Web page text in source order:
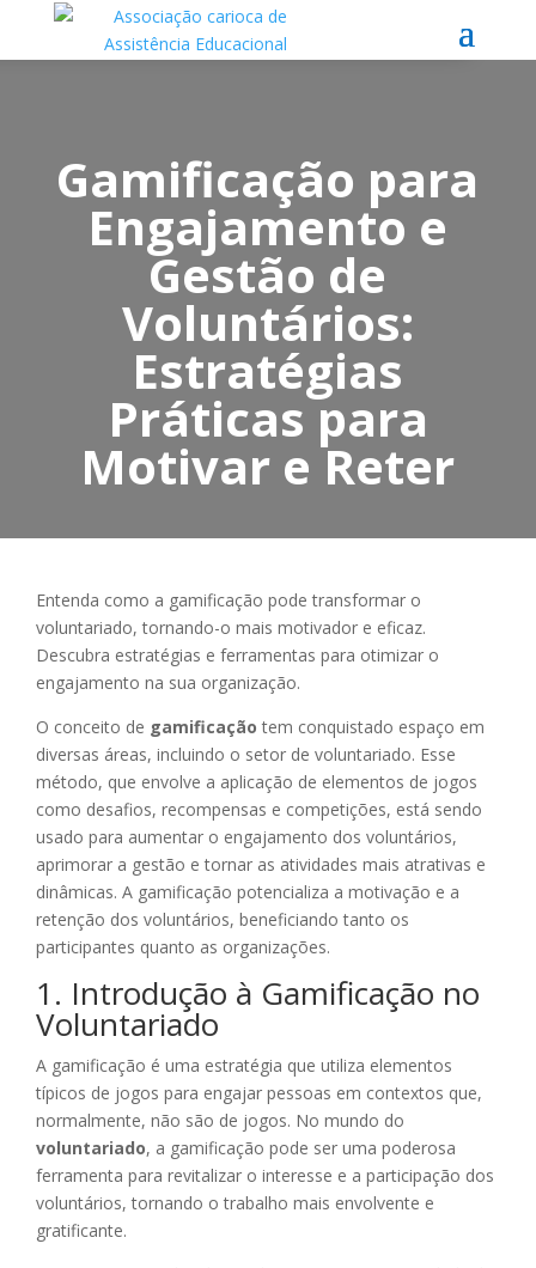
Gamificação para
Engajamento e
Gestão de
Voluntários:
Estratégias
Práticas para
Motivar e Reter
Entenda como a gamificação pode transformar o
voluntariado, tornando-o mais motivador e eficaz.
Descubra estratégias e ferramentas para otimizar o
engajamento na sua organização.
O conceito de gamificação tem conquistado espaço em
diversas áreas, incluindo o setor de voluntariado. Esse
método, que envolve a aplicação de elementos de jogos
como desafios, recompensas e competições, está sendo
usado para aumentar o engajamento dos voluntários,
aprimorar a gestão e tornar as atividades mais atrativas e
dinâmicas. A gamificação potencializa a motivação e a
retenção dos voluntários, beneficiando tanto os
participantes quanto as organizações.
1. Introdução à Gamificação no
Voluntariado
A gamificação é uma estratégia que utiliza elementos
típicos de jogos para engajar pessoas em contextos que,
normalmente, não são de jogos. No mundo do
voluntariado, a gamificação pode ser uma poderosa
ferramenta para revitalizar o interesse e a participação dos
voluntários, tornando o trabalho mais envolvente e
gratificante.